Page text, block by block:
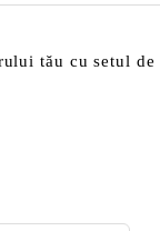
tău cu setul de